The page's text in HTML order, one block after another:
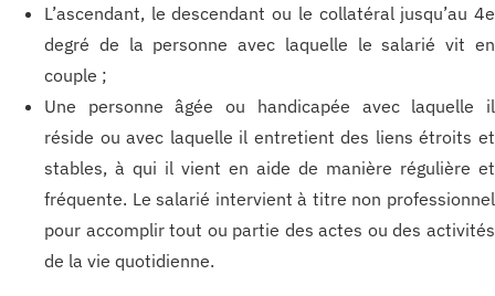
L’ascendant, le descendant ou le collatéral jusqu’au 4e
degré de la personne avec laquelle le salarié vit en
couple ;
Une personne âgée ou handicapée avec laquelle il
réside ou avec laquelle il entretient des liens étroits et
stables, à qui il vient en aide de manière régulière et
fréquente. Le salarié intervient à titre non professionnel
pour accomplir tout ou partie des actes ou des activités
de la vie quotidienne.